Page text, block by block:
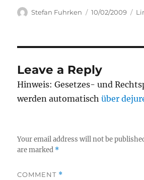
Author
Stefan Fuhrken
Posted
10/02/2009
Leave a Reply
Hinweis: Gesetzes- und
werden automatischüber
Your email address will not be
are marked *
COMMENT *